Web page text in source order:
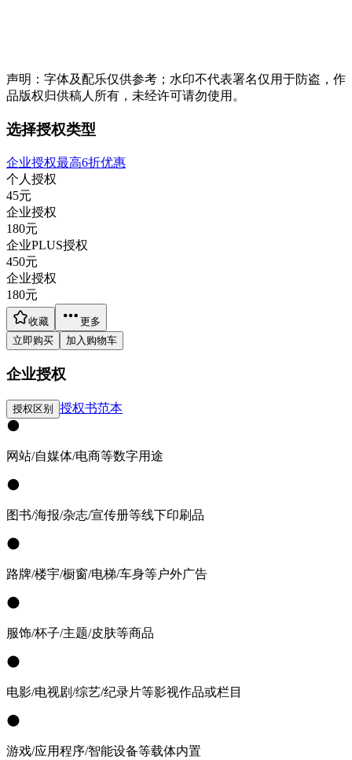
声明：字体及配乐仅供参考；水印不代表署名仅用于防盗，作
品版权归供稿人所有，未经许可请勿使用。
选择授权类型
企业授权最高6折优惠
个人授权
45元
企业授权
180元
企业PLUS授权
450元
企业授权
180元
收藏
更多
立即购买
加入购物车
企业授权
授权区别 授权书范本
网站/自媒体/电商等数字用途
图书/海报/杂志/宣传册等线下印刷品
路牌/楼宇/橱窗/电梯/车身等户外广告
服饰/杯子/主题/皮肤等商品
电影/电视剧/综艺/纪录片等影视作品或栏目
游戏/应用程序/智能设备等载体内置